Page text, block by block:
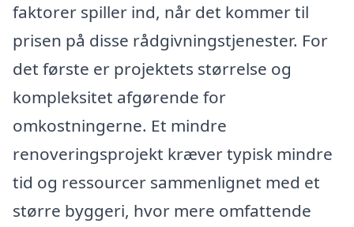
faktorer spiller ind, når det kommer til
prisen på disse rådgivningstjenester. For
det første er projektets størrelse og
kompleksitet afgørende for
omkostningerne. Et mindre
renoveringsprojekt kræver typisk mindre
tid og ressourcer sammenlignet med et
større byggeri, hvor mere omfattende